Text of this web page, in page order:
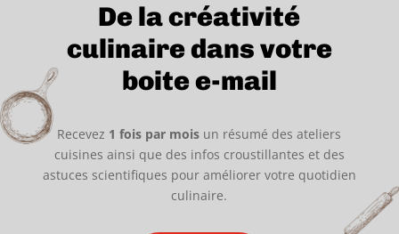
De la créativité
culinaire dans votre
boite e-mail
Recevez 1 fois par mois un résumé des ateliers
cuisines ainsi que des infos croustillantes et des
astuces scientifiques pour améliorer votre quotidien
culinaire.